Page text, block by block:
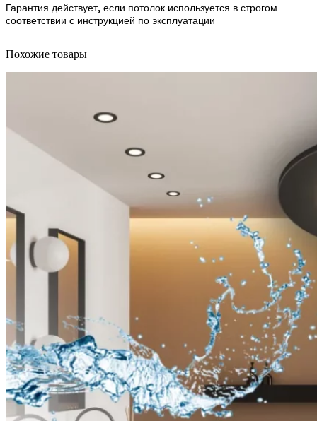
Гарантия действует, если потолок используется в строгом
соответствии с инструкцией по эксплуатации
Похожие товары